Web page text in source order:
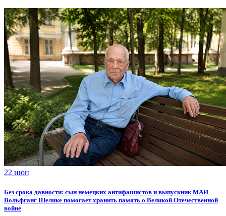
22 июн
Без срока давности: сын немецких антифашистов и выпускник МАИ
Вольфганг Шелике помогает хранить память о Великой Отечественной
войне